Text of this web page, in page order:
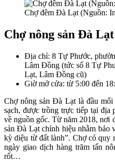
Chợ đêm Đà Lạt (Nguồn:
Chợ nông sản Đà Lạt
Địa chỉ: 8 Tự Phước,
Lâm Đồng (tức số 8 Tự
Lạt, Lâm Đồng cũ)
Giờ mở cửa: từ 5:00 đến
Chợ nông sản Đà Lạt là đầu
sạch, được trồng trực tiếp tại địa
về nguồn gốc. Từ năm 2018, nơi
sản Đà Lạt chính hiệu nhằm bảo
kỳ diệu từ đất lành”. Chợ có quy
ngày giao dịch hàng trăm tấn
rốt…